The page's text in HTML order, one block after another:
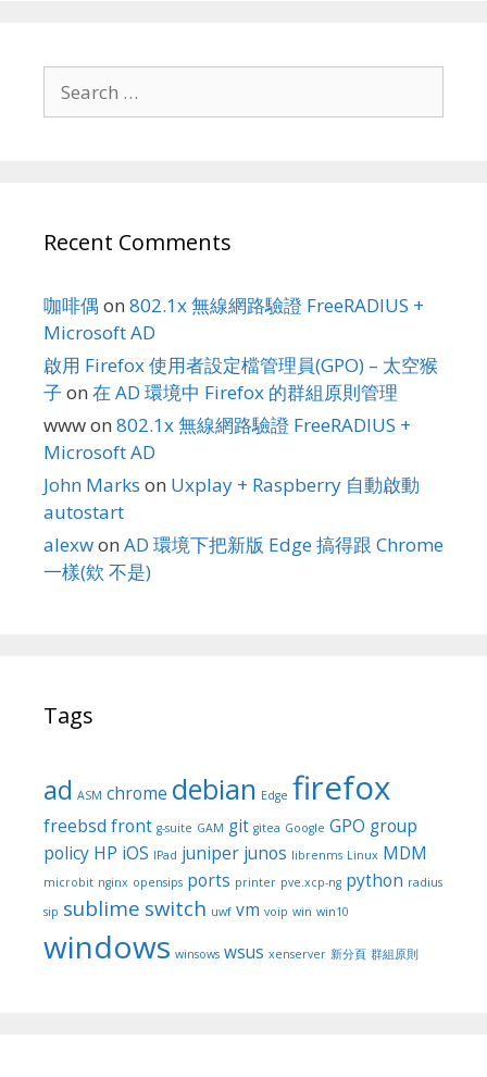
for:
Recent Comments
咖啡偶 on 802.1x 無線網路驗證 FreeRADIUS +
Microsoft AD
啟用 Firefox 使用者設定檔管理員(GPO) – 太空猴
子 on 在 AD 環境中 Firefox 的群組原則管理
wwwon 802.1x 無線網路驗證 FreeRADIUS +
Microsoft AD
John Marks on Uxplay + Raspberry 自動啟動
autostart
alexwon AD 環境下把新版 Edge 搞得跟 Chrome
一樣(欸 不是)
Tags
ad ASM chrome debian Edge firefox
freebsd front g-suite GAM git gitea Google GPO group
policy HP iOS IPad juniper junos librenms Linux MDM
microbit nginx opensips ports printer pve.xcp-ng python radius
sip sublime switch uwf vm voip win win10
windows winsows wsus xenserver 新分頁 群組原則